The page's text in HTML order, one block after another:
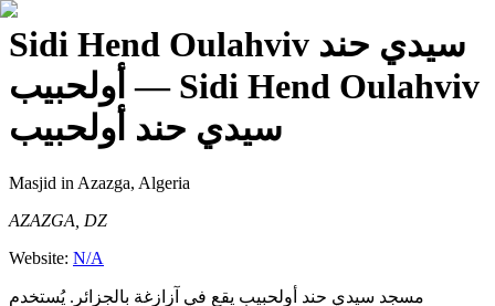
Sidi Hend Oulahviv سيدي حند
أولحبيب — Sidi Hend Oulahviv
سيدي حند أولحبيب
Masjid in Azazga, Algeria
AZAZGA, DZ
Website: N/A
مسجد سيدي حند أولحبيب يقع في آزازغة بالجزائر. يُستخدم